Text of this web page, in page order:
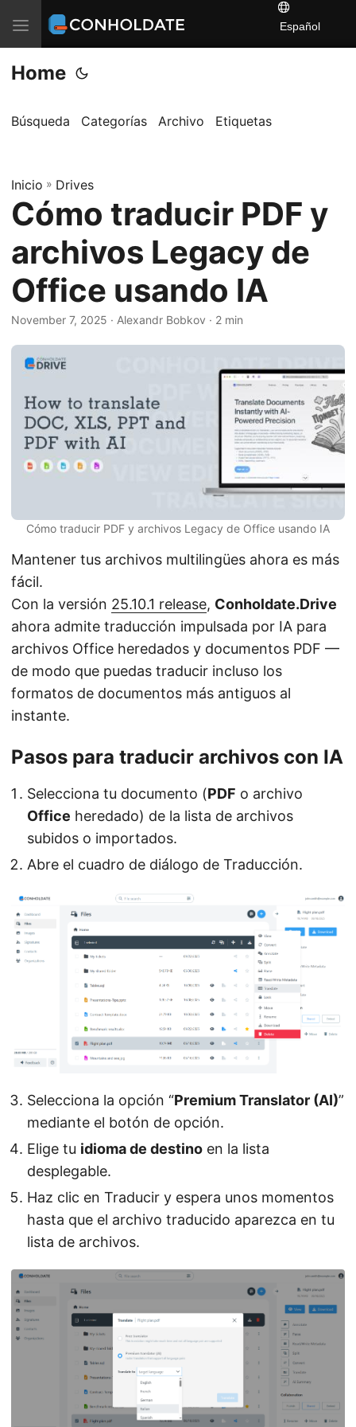
T
o
g
l
a
v
i
g
t
i
n
Español
Home
Búsqueda Categorías Archivo Etiquetas
Inicio » Drives
Cómo traducir PDF y
archivos Legacy de
Office usando IA
November 7, 2025 ‎ · Alexandr Bobkov · 2 min
Cómo traducir PDF y archivos Legacy de Office usando IA
Mantener tus archivos multilingües ahora es más
fácil.
Con la versión 25.10.1 release, Conholdate.Drive
ahora admite traducción impulsada por IA para
archivos Office heredados y documentos PDF —
de modo que puedas traducir incluso los
formatos de documentos más antiguos al
instante.
Pasos para traducir archivos con IA
Selecciona tu documento (PDF o archivo
Office heredado) de la lista de archivos
subidos o importados.
Abre el cuadro de diálogo de Traducción.
Selecciona la opción “Premium Translator (AI)”
mediante el botón de opción.
Elige tu idioma de destino en la lista
desplegable.
Haz clic en Traducir y espera unos momentos
hasta que el archivo traducido aparezca en tu
lista de archivos.